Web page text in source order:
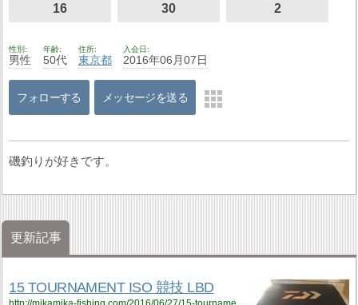
16 30 2
性別
男性
年齢
50代
住所
東京都
入会日
2016年06月07日
フォローする メッセージを送る
磯釣りが好きです。
更新記事
15 TOURNAMENT ISO 競技 LBD